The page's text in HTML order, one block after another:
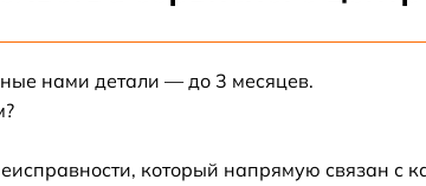
от 60 мин
нами детали — до 3 месяцев.
который напрямую связан с